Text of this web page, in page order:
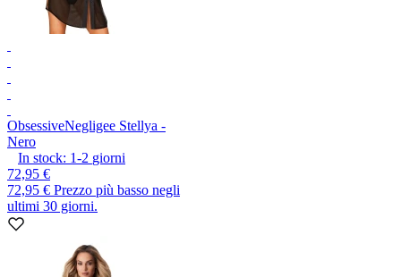
ObsessiveNegligee Stellya -
Nero
In stock: 1-2 giorni
72,95 €
72,95 € Prezzo più basso negli
ultimi 30 giorni.